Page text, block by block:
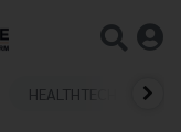
HEALTHTECH